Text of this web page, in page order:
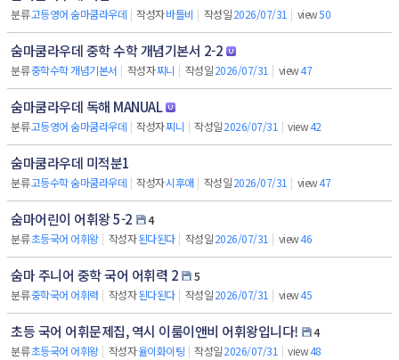
분류고등영어 숨마쿰라우데 | 작성자바틀비 | 작성일2026/07/31 | view50
숨마쿰라우데 중학 수학 개념기본서 2-2
분류중학수학 개념기본서 | 작성자찌니 | 작성일2026/07/31 | view47
숨마쿰라우데 독해 MANUAL
분류고등영어 숨마쿰라우데 | 작성자찌니 | 작성일2026/07/31 | view42
숨마쿰라우데 미적분1
분류고등수학 숨마쿰라우데 | 작성자시후애 | 작성일2026/07/31 | view47
숨마어린이 어휘왕 5-2
4
분류초등국어 어휘왕 | 작성자된다된다 | 작성일2026/07/31 | view46
숨마 주니어 중학 국어 어휘력 2
5
분류중학국어 어휘력 | 작성자된다된다 | 작성일2026/07/31 | view45
초등 국어 어휘문제집, 역시 이룸이앤비 어휘왕입니다!
4
분류초등국어 어휘왕 | 작성자율이화이팅 | 작성일2026/07/31 | view48